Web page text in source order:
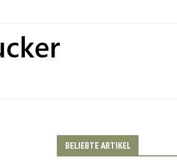
BELIEBTE ARTIKEL